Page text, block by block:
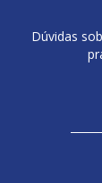
Dúvidas